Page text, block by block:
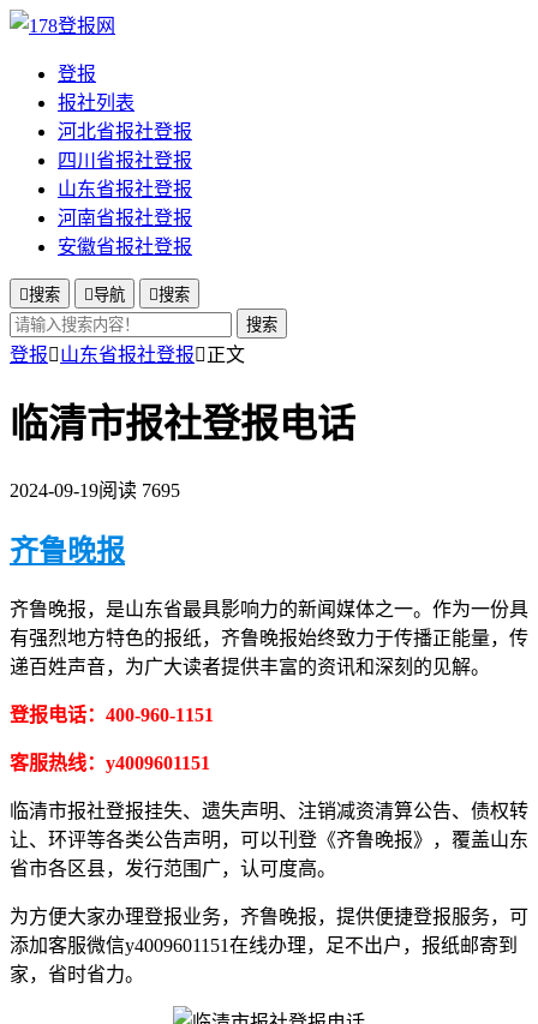
登报
报社列表
河北省报社登报
四川省报社登报
山东省报社登报
河南省报社登报
安徽省报社登报
搜索 导航 搜索
搜索
登报山东省报社登报正文
临清市报社登报电话
2024-09-19阅读 7695
齐鲁晚报
齐鲁晚报，是山东省最具影响力的新闻媒体之一。作为一份具
有强烈地方特色的报纸，齐鲁晚报始终致力于传播正能量，传
递百姓声音，为广大读者提供丰富的资讯和深刻的见解。
登报电话：400-960-1151
客服热线：y4009601151
临清市报社登报挂失、遗失声明、注销减资清算公告、债权转
让、环评等各类公告声明，可以刊登《齐鲁晚报》，覆盖山东
省市各区县，发行范围广，认可度高。
为方便大家办理登报业务，齐鲁晚报，提供便捷登报服务，可
添加客服微信y4009601151在线办理，足不出户，报纸邮寄到
家，省时省力。